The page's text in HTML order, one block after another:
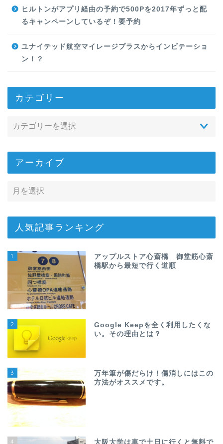
ヒルトンがアプリ経由の予約で500Pを2017年ずっと配
るキャンペーンしているぞ！要予約
ユナイテッド航空マイレージプラスからインビテーショ
ン！？
カテゴリー
アーカイブ
人気記事ランキング
1
アップルストア心斎橋 御堂筋心斎
橋駅から最短で行く道順
2
Google Keepを全く利用したくな
い。その理由とは？
3
万年筆が傷だらけ！傷消しにはこの
方法がオススメです。
4
大阪大学は車で土日に行くと無料で